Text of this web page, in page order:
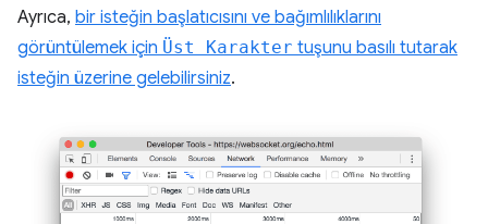
Ayrıca, bir isteğin başlatıcısını ve bağımlılıklarını
görüntülemek için Üst Karakter tuşunu basılı tutarak
isteğin üzerine gelebilirsiniz.